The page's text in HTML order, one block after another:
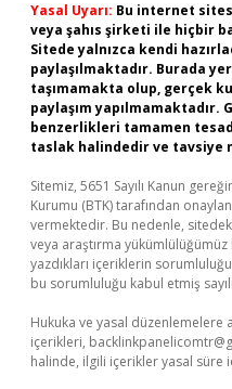
Yasal Uyarı: Bu internet
veya şahıs şirketi ile hiçbir
Sitede yalnızca kendi
paylaşılmaktadır. Burada
taşımamakta olup, gerçek
paylaşım
benzerlikleri tamamen
taslak halindedir ve tavsiye
Sitemiz, 5651 Sayılı Kanun
Kurumu (BTK) tarafından
vermektedir. Bu nedenle,
veya araştırma
yazdıkları içeriklerin
bu sorumluluğu kabul etmiş
Hukuka ve yasal düzenlemelere
içerikleri,
halinde, ilgili içerikler yasal süre